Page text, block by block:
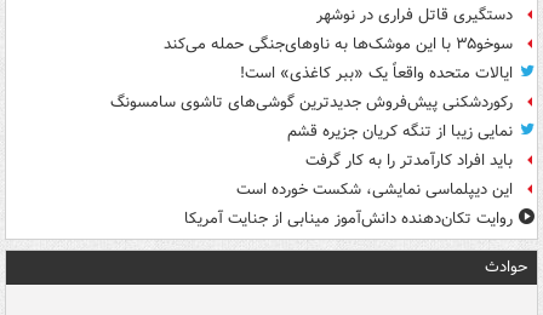
دستگیری قاتل فراری در نوشهر
سوخو۳۵ با این موشک‌ها به ناوهای‌جنگی حمله می‌کند
ایالات متحده واقعاً یک «ببر کاغذی» است!
رکوردشکنی پیش‌فروش جدیدترین گوشی‌های تاشوی سامسونگ
نمایی زیبا از تنگه کریان جزیره قشم
باید افراد کارآمدتر را به کار گرفت
این دیپلماسی نمایشی، شکست خورده است
روایت تکان‌دهنده دانش‌آموز مینابی از جنایت آمریکا
حوادث